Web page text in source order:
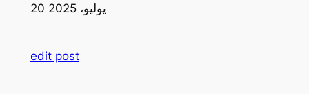
20 يوليو، 2025
edit post